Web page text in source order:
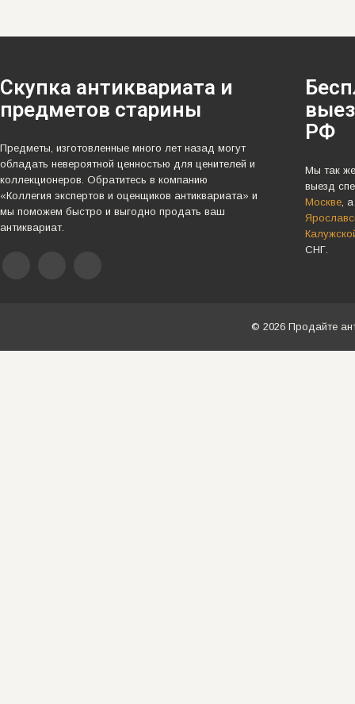
Скупка антиквариата и
предметов старины
Предметы, изготовленные много лет назад могут
обладать невероятной ценностью для ценителей и
коллекционеров. Обратитесь в компанию
«Коллегия экспертов и оценщиков антиквариата» и
мы поможем быстро и выгодно продать ваш
антиквариат.
РФ
Мы так
выезд
Москве,
СНГ.
© 2026 Продайте